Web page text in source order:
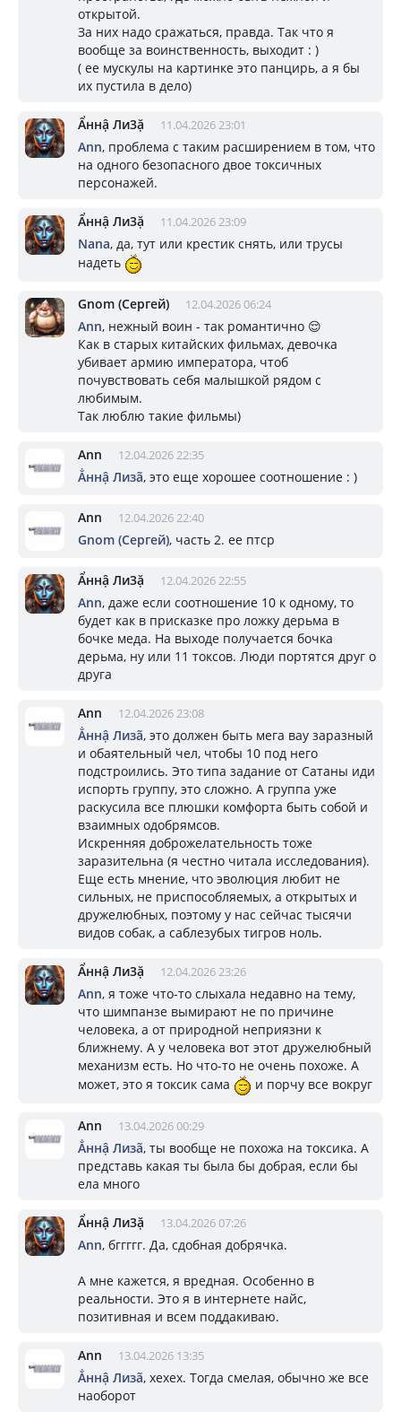
открытой.
За них надо сражаться, правда. Так что я
вообще за воинственность, выходит : )
( ее мускулы на картинке это панцирь, а я бы
их пустила в дело)
Ẩннậ Ли3ặ 11.04.2026 23:01
Ann, проблема с таким расширением в том, что
на одного безопасного двое токсичных
персонажей.
Ẩннậ Ли3ặ 11.04.2026 23:09
Nana, да, тут или крестик снять, или трусы
надеть
Gnom (Сергей) 12.04.2026 06:24
Ann, нежный воин - так романтично 😌
Как в старых китайских фильмах, девочка
убивает армию императора, чтоб
почувствовать себя малышкой рядом с
любимым.
Так люблю такие фильмы)
Ann 12.04.2026 22:35
Ẳннậ Лизã, это еще хорошее соотношение : )
Ann 12.04.2026 22:40
Gnom (Сергей), часть 2. ее птср
Ẩннậ Ли3ặ 12.04.2026 22:55
Ann, даже если соотношение 10 к одному, то
будет как в присказке про ложку дерьма в
бочке меда. На выходе получается бочка
дерьма, ну или 11 токсов. Люди портятся друг о
друга
Ann 12.04.2026 23:08
Ẳннậ Лизã, это должен быть мега вау заразный
и обаятельный чел, чтобы 10 под него
подстроились. Это типа задание от Сатаны иди
испорть группу, это сложно. А группа уже
раскусила все плюшки комфорта быть собой и
взаимных одобрямсов.
Искренняя доброжелательность тоже
заразительна (я честно читала исследования).
Еще есть мнение, что эволюция любит не
сильных, не приспособляемых, а открытых и
дружелюбных, поэтому у нас сейчас тысячи
видов собак, а саблезубых тигров ноль.
Ẩннậ Ли3ặ 12.04.2026 23:26
Ann, я тоже что-то слыхала недавно на тему,
что шимпанзе вымирают не по причине
человека, а от природной неприязни к
ближнему. А у человека вот этот дружелюбный
механизм есть. Но что-то не очень похоже. А
может, это я токсик сама
и порчу все вокруг
Ann 13.04.2026 00:29
Ẳннậ Лизã, ты вообще не похожа на токсика. А
представь какая ты была бы добрая, если бы
ела много
Ẩннậ Ли3ặ 13.04.2026 07:26
Ann, бггггг. Да, сдобная добрячка.
А мне кажется, я вредная. Особенно в
реальности. Это я в интернете найс,
позитивная и всем поддакиваю.
Ann 13.04.2026 13:35
Ẳннậ Лизã, хехех. Тогда смелая, обычно же все
наоборот